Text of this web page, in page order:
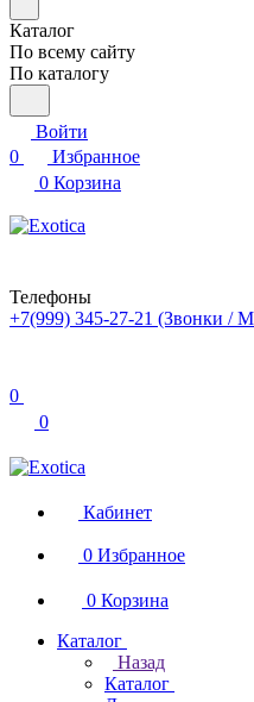
Каталог
По всему сайту
По каталогу
Войти
0
Избранное
0 Корзина
Телефоны
+7(999) 345-27-21 (Звонки /
0
0
Кабинет
0 Избранное
0 Корзина
Каталог
Назад
Каталог